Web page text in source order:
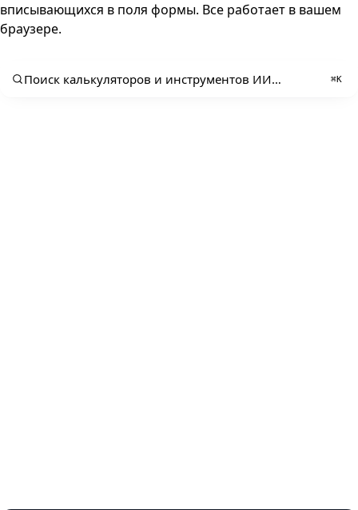
вписывающихся в поля формы. Все работает в вашем
браузере.
Поиск калькуляторов и инструментов ИИ… ⌘K